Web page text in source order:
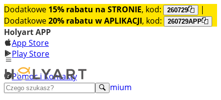
Dodatkowe 15% rabatu na STRONIE, kod: 260729
|
Dodatkowe20% rabatu w APLIKACJI, kod: 260729APP
Holyart APP
App Store
Play Store
Pomoc i Kontakty
+48 222 922 860
Odkryj premium